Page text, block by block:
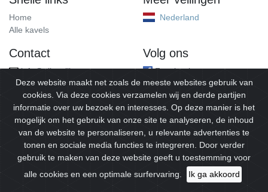
Home
Alle kavels
Nederland
Contact
info@alleveilingen.net
Volg ons
Facebook
© 2026Alleveilingen.Alle rechten voorbehouden.
Deze website maakt net zoals de meeste websites gebruik van
cookies. Via deze cookies verzamelen wij en derde partijen
informatie over uw bezoek en interesses. Op deze manier is het
mogelijk om het gebruik van onze site te analyseren, de inhoud
van de website te personaliseren, u relevante advertenties te
tonen en sociale media functies te integreren. Door verder
gebruik te maken van deze website geeft u toestemming voor
alle cookies en een optimale surfervaring.
Ik ga akkoord